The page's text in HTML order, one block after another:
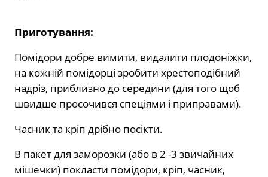
Приготування:
Помідори добре вимити, видалити плодоніжки,
на кожній помідорці зробити хрестоподібний
надріз, приблизно до середини (для того щоб
швидше просочився спеціями і приправами).
Часник та кріп дрібно посікти.
В пакет для заморозки (або в 2 -3 звичайних
мішечки) покласти помідори, кріп, часник,